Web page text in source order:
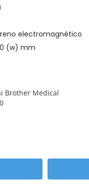
electromagnético
(w) mm
Brother Medical